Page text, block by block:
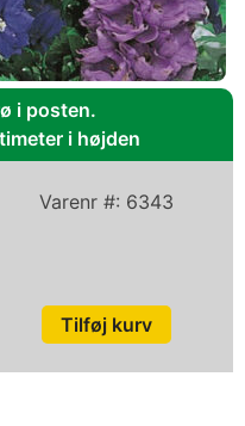
Varenr #: 6343
i posten.
i højden